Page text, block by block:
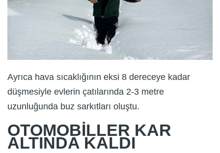
Ayrıca hava sıcaklığının eksi 8 dereceye kadar
düşmesiyle evlerin çatılarında 2-3 metre
uzunluğunda buz sarkıtları oluştu.
OTOMOBİLLER KAR
ALTINDA KALDI